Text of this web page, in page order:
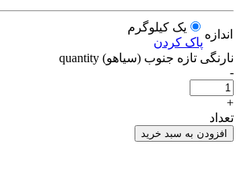
اندازه
یک کیلوگرم
پاک کردن
نارنگی تازه جنوب (سیاهو) quantity
-
+
تعداد
افزودن به سبد خرید